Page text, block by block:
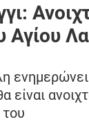
Αγίου
είναι
του